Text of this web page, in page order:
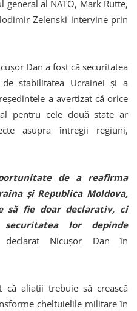
al NATO, Mark Rutte,
Zelenski intervine prin
Dan a fost că securitatea
stabilitatea Ucrainei și a
a avertizat că orice
pentru cele două state ar
asupra întregii regiuni,
de a reafirma
și Republica Moldova,
să fie doar declarativ, ci
lor depinde
Nicușor Dan în
aliații trebuie să crească
cheltuielile militare în